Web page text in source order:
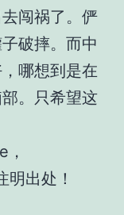
闯祸了。俨
破摔。而中
哪想到是在
。只希望这
明出处！